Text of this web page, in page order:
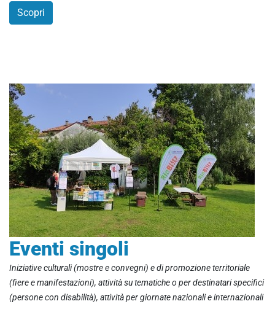
Scopri
Eventi singoli
Iniziative culturali (mostre e convegni) e di promozione territoriale
(fiere e manifestazioni), attività su tematiche o per destinatari specifici
(persone con disabilità), attività per giornate nazionali e internazionali